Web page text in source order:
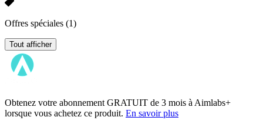
Offres spéciales (1)
Tout afficher
Obtenez votre abonnement GRATUIT de 3 mois à Aimlabs+
lorsque vous achetez ce produit. En savoir plus